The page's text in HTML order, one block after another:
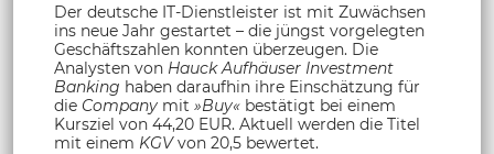
Der deutsche IT-Dienstleister ist mit Zuwächsen
ins neue Jahr gestartet – die jüngst vorgelegten
Geschäftszahlen konnten überzeugen. Die
Analysten von Hauck Aufhäuser Investment
Banking haben daraufhin ihre Einschätzung für
die Company mit »Buy« bestätigt bei einem
Kursziel von 44,20 EUR. Aktuell werden die Titel
mit einem KGVvon 20,5 bewertet.